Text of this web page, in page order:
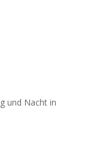
und Nacht in